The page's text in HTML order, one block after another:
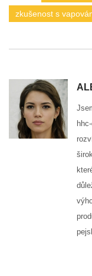
zkušenost s